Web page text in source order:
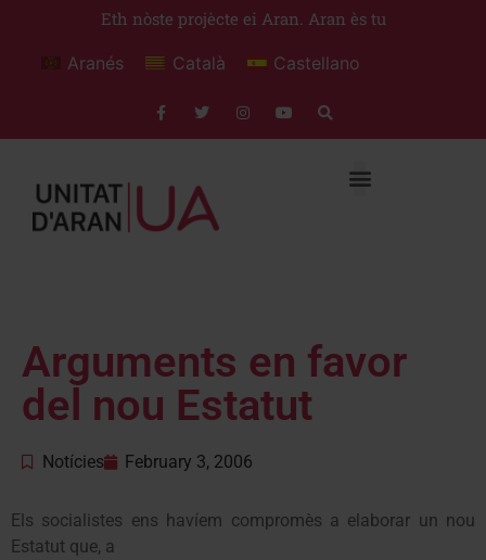
Eth nòste projècte ei Aran. Aran ès tu
Aranés Català Castellano
Arguments en favor
del nou Estatut
Notícies February 3, 2006
Els socialistes ens havíem compromès a elaborar un nou
Estatut que, a